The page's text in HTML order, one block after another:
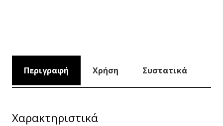
Περιγραφή Χρήση Συστατικά
Χαρακτηριστικά